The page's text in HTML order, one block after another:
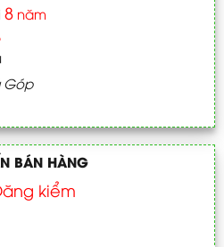
8năm
Góp
BÁN HÀNG
kiểm